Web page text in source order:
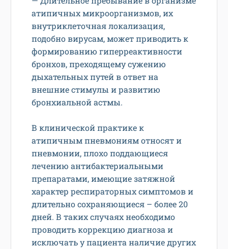
атипичных микроорганизмов, их
внутриклеточная локализация,
подобно вирусам, может приводить к
формированию гиперреактивности
бронхов, преходящему сужению
дыхательных путей в ответ на
внешние стимулы и развитию
бронхиальной астмы.
В клинической практике к
атипичным пневмониям относят и
пневмонии, плохо поддающиеся
лечению антибактериальными
препаратами, имеющие затяжной
характер респираторных симптомов и
длительно сохраняющиеся – более 20
дней. В таких случаях необходимо
проводить коррекцию диагноза и
исключать у пациента наличие других